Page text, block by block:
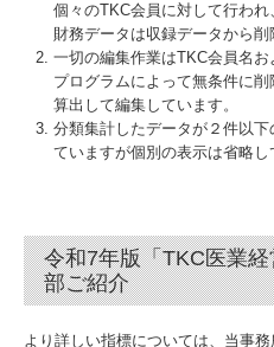
個々のTKC会員に対して行わ
財務データは収録データから削
一切の編集作業はTKC会員名
プログラムによって無条件に
算出して編集しています。
分類集計したデータが２件以
ていますが個別の表示は省略し
令和7年版「TKC医業
部ご紹介
より詳しい指標については、当事務